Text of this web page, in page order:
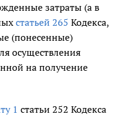
затраты (а в
статьей 265 Кодекса,
(понесенные)
осуществления
на получение
1 статьи 252 Кодекса